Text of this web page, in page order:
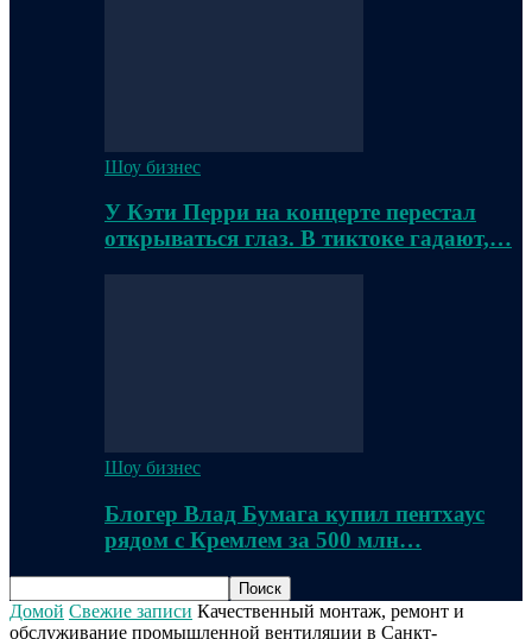
Шоу бизнес
У Кэти Перри на концерте перестал
открываться глаз. В тиктоке гадают,…
Шоу бизнес
Блогер Влад Бумага купил пентхаус
рядом с Кремлем за 500 млн…
Домой Свежие записи Качественный монтаж, ремонт и
обслуживание промышленной вентиляции в Санкт-